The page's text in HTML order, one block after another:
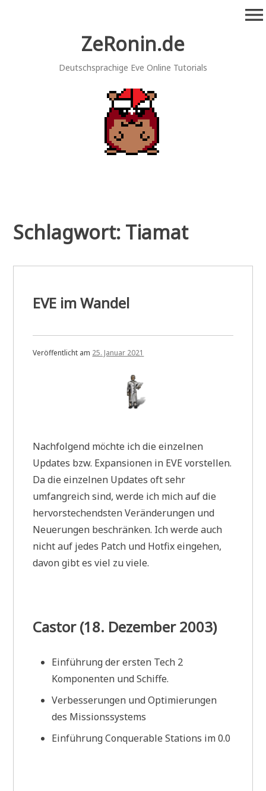
ZeRonin.de
Deutschsprachige Eve Online Tutorials
menu
Schlagwort: Tiamat
EVE im Wandel
Veröffentlicht am 25. Januar 2021
Nachfolgend möchte ich die einzelnen
Updates bzw. Expansionen in EVE vorstellen.
Da die einzelnen Updates oft sehr
umfangreich sind, werde ich mich auf die
hervorstechendsten Veränderungen und
Neuerungen beschränken. Ich werde auch
nicht auf jedes Patch und Hotfix eingehen,
davon gibt es viel zu viele.
Castor (18. Dezember 2003)
Einführung der ersten Tech 2
Komponenten und Schiffe.
Verbesserungen und Optimierungen
des Missionssystems
Einführung Conquerable Stations im 0.0